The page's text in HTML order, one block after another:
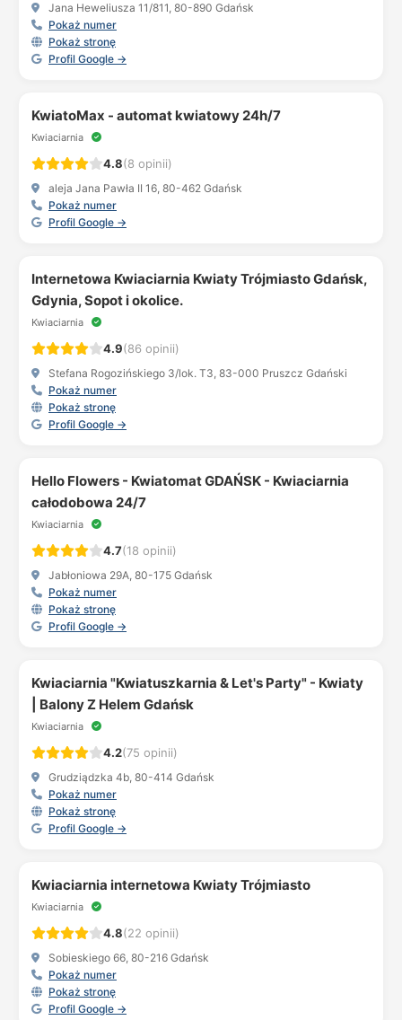
Jana Heweliusza 11/811, 80-890 Gdańsk
Pokaż numer
Pokaż stronę
Profil Google →
KwiatoMax - automat kwiatowy 24h/7
Kwiaciarnia
4.8(8 opinii)
aleja Jana Pawła II 16, 80-462 Gdańsk
Pokaż numer
Profil Google →
Internetowa Kwiaciarnia Kwiaty Trójmiasto Gdańsk,
Gdynia, Sopot i okolice.
Kwiaciarnia
4.9(86 opinii)
Stefana Rogozińskiego 3/lok. T3, 83-000 Pruszcz Gdański
Pokaż numer
Pokaż stronę
Profil Google →
Hello Flowers - Kwiatomat GDAŃSK - Kwiaciarnia
całodobowa 24/7
Kwiaciarnia
4.7(18 opinii)
Jabłoniowa 29A, 80-175 Gdańsk
Pokaż numer
Pokaż stronę
Profil Google →
Kwiaciarnia "Kwiatuszkarnia & Let's Party" - Kwiaty
| Balony Z Helem Gdańsk
Kwiaciarnia
4.2(75 opinii)
Grudziądzka 4b, 80-414 Gdańsk
Pokaż numer
Pokaż stronę
Profil Google →
Kwiaciarnia internetowa Kwiaty Trójmiasto
Kwiaciarnia
4.8(22 opinii)
Sobieskiego 66, 80-216 Gdańsk
Pokaż numer
Pokaż stronę
Profil Google →